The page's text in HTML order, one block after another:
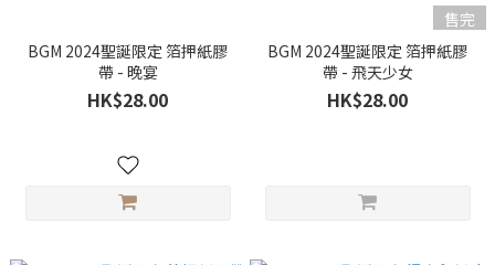
BGM 2024聖誕限定 箔押紙膠
帶 - 晚宴
HK$28.00
售完
BGM 2024聖誕限定 箔押紙膠
帶 - 飛天少女
HK$28.00